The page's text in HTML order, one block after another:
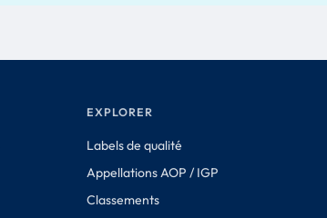
EXPLORER
Labels de qualité
Appellations AOP / IGP
Classements